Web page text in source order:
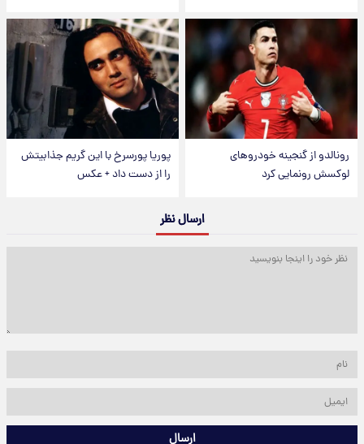
رونالدو از گنجینه خودروهای
لوکسش رونمایی کرد
پوریا پورسرخ با این گریم جذابیتش
را از دست داد + عکس
ارسال نظر
ارسال